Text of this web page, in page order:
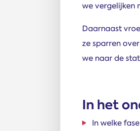
we vergelijken
Daarnaast
ze sparren
we naar de
In het
In welke